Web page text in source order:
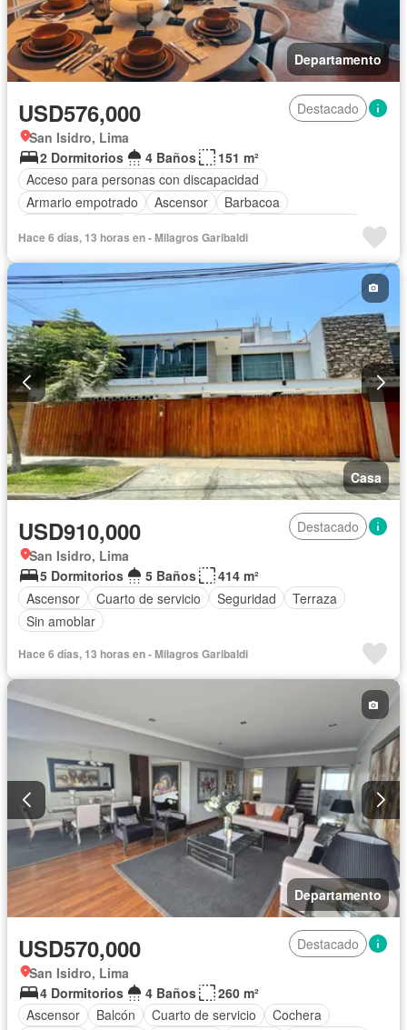
Departamento
USD576,000
Destacado
San Isidro, Lima
2 Dormitorios
4 Baños
151 m²
Acceso para personas con discapacidad
Armario empotrado
Ascensor
Barbacoa
Cochera
Gas natural Gimnasio Patio
Vigilante
Seguridad Terraza
Vista panorámica
Sin amoblar
Hace 6 días, 13 horas en - Milagros Garibaldi
Casa
USD910,000
Destacado
San Isidro, Lima
5 Dormitorios
5 Baños
414 m²
Ascensor
Cuarto de servicio Seguridad
Terraza
Sin amoblar
Hace 6 días, 13 horas en - Milagros Garibaldi
Departamento
USD570,000
Destacado
San Isidro, Lima
4 Dormitorios
4 Baños
260 m²
Ascensor
Balcón Cuarto de servicio
Cochera